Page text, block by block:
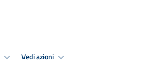
Vedi azioni